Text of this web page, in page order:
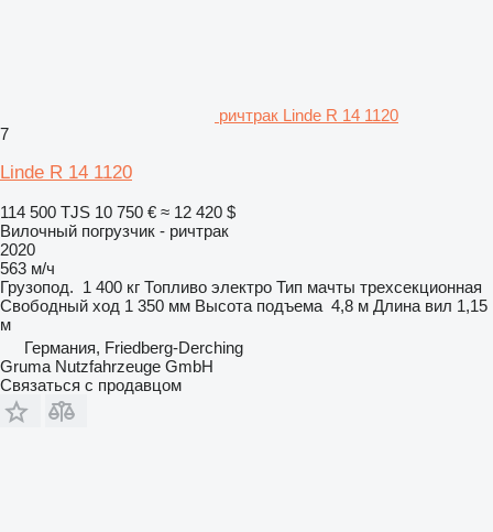
ричтрак Linde R 14 1120
7
Linde R 14 1120
114 500 TJS 10 750 € ≈ 12 420 $
Вилочный погрузчик - ричтрак
2020
563 м/ч
Грузопод. 1 400 кг Топливо электро Тип мачты трехсекционная
Свободный ход 1 350 мм Высота подъема 4,8 м Длина вил 1,15
м
Германия, Friedberg-Derching
Gruma Nutzfahrzeuge GmbH
Связаться с продавцом